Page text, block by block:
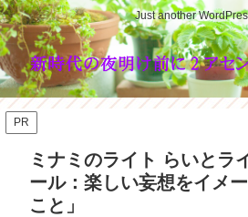
Just another
PR
ミナミのライト らいとラ
ール：楽しい妄想をイメ
こと」